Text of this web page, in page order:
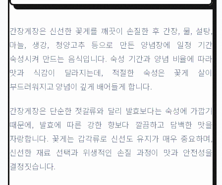
간장게장은 신선한 꽃게를 깨끗이 손질한 후 간장, 물, 설탕,
마늘, 생강, 청양고추 등으로 만든 양념장에 일정 기간
숙성시켜 만드는 음식입니다. 숙성 기간과 양념 비율에 따라
맛과 식감이 달라지는데, 적절한 숙성은 꽃게 살이
부드러워지고 양념이 깊게 배어들게 합니다.
간장게장은 단순한 젓갈류와 달리 발효보다는 숙성에 가깝기
때문에, 발효에 따른 강한 향보다 깔끔하고 담백한 맛을
자랑합니다. 꽃게는 갑각류로 신선도 유지가 매우 중요하며,
신선한 재료 선택과 위생적인 손질 과정이 맛과 안전성을
결정짓습니다.